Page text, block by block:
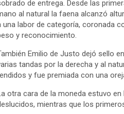
de entrega. Desde las
al natural la faena alcanzó
una labor de categoría, coronada
y reconocimiento.
Emilio de Justo dejó sello
tandas por la derecha y al
y fue premiada con una
otra cara de la moneda estuvo
mientras que los